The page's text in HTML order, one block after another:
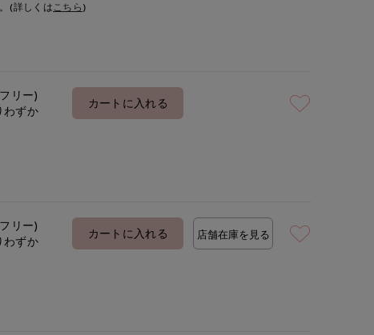
(詳しくはこちら )
リー)
わずか
カートに入れる
リー)
わずか
カートに入れる 店舗在庫を見る